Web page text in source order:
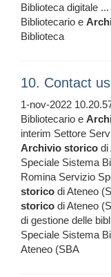
Biblioteca digitale
Bibliotecario e
Biblioteca
10. Contact
1-nov-2022
Bibliotecario e
interim Settore
Archivio storico di
Speciale Sistema
Romina Servizio
storico di Ateneo
storico di Ateneo
di gestione delle
Speciale Sistema
Ateneo (SBA